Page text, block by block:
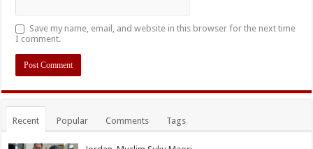
Save my name, email, and website in this browser for the next time
I comment.
Recent Popular Comments Tags